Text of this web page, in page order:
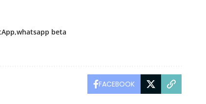
whatsapp beta
FACEBOOK